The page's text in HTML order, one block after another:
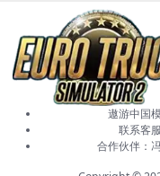
遨游中国
联系客
合作伙伴：